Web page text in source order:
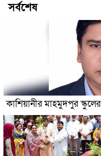
সর্বশেষ
কাশিয়ানীর মাহমুদপুর